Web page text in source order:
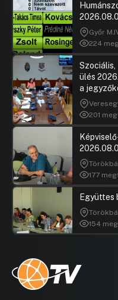
Győr
224
ülés
a
201
177
Együttes
154